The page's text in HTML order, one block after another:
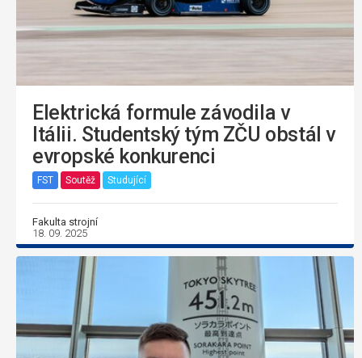
Elektrická formule závodila v
Itálii. Studentský tým ZČU obstál v
evropské konkurenci
FST Soutěž Studující
Fakulta strojní
18. 09. 2025